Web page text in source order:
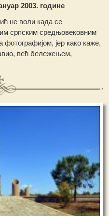
2003. године
не воли када се
српским средњовековним
јер како каже,
већ бележењем,